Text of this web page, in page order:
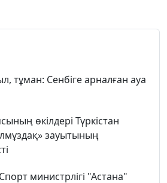
тұман: Сенбіге арналған ауа
өкілдері Түркістан
зауытының
министрлігі "Астана"